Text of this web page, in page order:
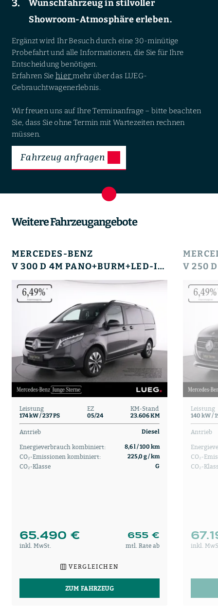
Wunschfahrzeug in stilvoller
Showroom-Atmosphäre erleben.
Ergänzt wird Ihr Besuch durch eine 30-minütige
Probefahrt und alle Informationen, die Sie für Ihre
Entscheidung benötigen.
Erfahren Sie hiermehr über das LUEG-
Gebrauchtwagenerlebnis.
Wir freuen uns auf Ihre Terminanfrage – bitte beachten
Sie, dass Sie ohne Termin mit Wartezeiten rechnen
müssen.
Fahrzeug anfragen
Weitere Fahrzeugangebote
MERCEDES-BENZ
V 300 D 4M PANO+BURM+LED-ILS+AHK+STHZG+LEDER+360
Leistung
174 kW / 237 PS
EZ
05/24
KM-Stand
23.606 KM
Antrieb Diesel
Energieverbrauch kombiniert: 8,6 l / 100 km
CO₂-Emissionen kombiniert: 225,0 g / km
CO₂-Klasse G
65.490 € 655 €
inkl. MwSt. mtl. Rate ab
VERGLEICHEN
ZUM FAHRZEUG
Leistung
140 kW /
Antrieb
CO₂-
CO₂-
inkl.